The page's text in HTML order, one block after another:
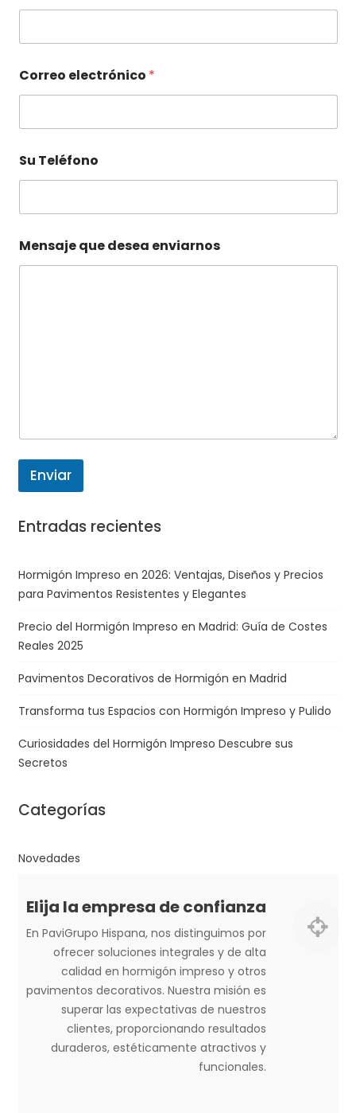
n
i
r
o
d
s
e
Correo electrónico *
Su Teléfono
Mensaje que desea enviarnos
Enviar
Entradas recientes
Hormigón Impreso en 2026: Ventajas, Diseños y Precios
para Pavimentos Resistentes y Elegantes
Precio del Hormigón Impreso en Madrid: Guía de Costes
Reales 2025
Pavimentos Decorativos de Hormigón en Madrid
Transforma tus Espacios con Hormigón Impreso y Pulido
Curiosidades del Hormigón Impreso Descubre sus
Secretos
Categorías
Novedades
Elija la empresa de confianza
En PaviGrupo Hispana, nos distinguimos por
ofrecer soluciones integrales y de alta
calidad en hormigón impreso y otros
pavimentos decorativos. Nuestra misión es
superar las expectativas de nuestros
clientes, proporcionando resultados
duraderos, estéticamente atractivos y
funcionales.